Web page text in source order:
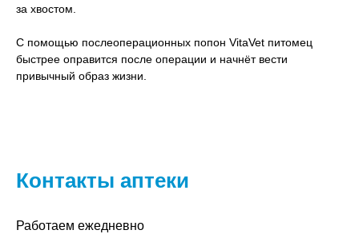
за хвостом.
С помощью послеоперационных попон VitaVet питомец
быстрее оправится после операции и начнёт вести
привычный образ жизни.
Контакты аптеки
Работаем ежедневно